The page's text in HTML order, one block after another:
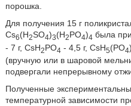
порошка.
Для получения 15 г
Cs6(H2SO4)3(H2PO4)4 была
- 7 г, CsH2PO4 - 4,5 г, CsH5(PO4)
(вручную или в шаровой
подвергали непрерывному
Полученные
температурной зависимости